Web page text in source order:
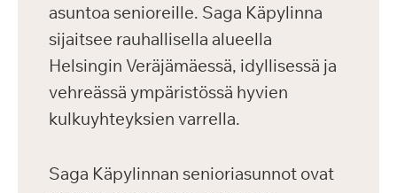
asuntoa senioreille. Saga Käpylinna
sijaitsee rauhallisella alueella
Helsingin Veräjämäessä, idyllisessä ja
vehreässä ympäristössä hyvien
kulkuyhteyksien varrella.
Saga Käpylinnan senioriasunnot ovat